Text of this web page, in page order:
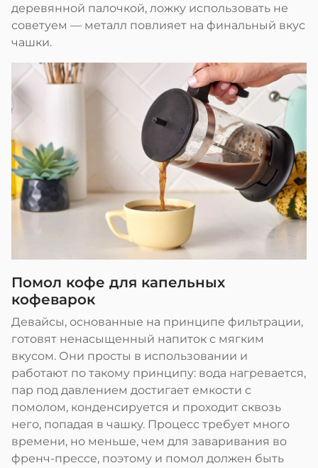
деревянной палочкой, ложку использовать не
советуем — металл повлияет на финальный вкус
чашки.
Помол кофе для капельных
кофеварок
Девайсы, основанные на принципе фильтрации,
готовят ненасыщенный напиток с мягким
вкусом. Они просты в использовании и
работают по такому принципу: вода нагревается,
пар под давлением достигает емкости с
помолом, конденсируется и проходит сквозь
него, попадая в чашку. Процесс требует много
времени, но меньше, чем для заваривания во
френч-прессе, поэтому и помол должен быть